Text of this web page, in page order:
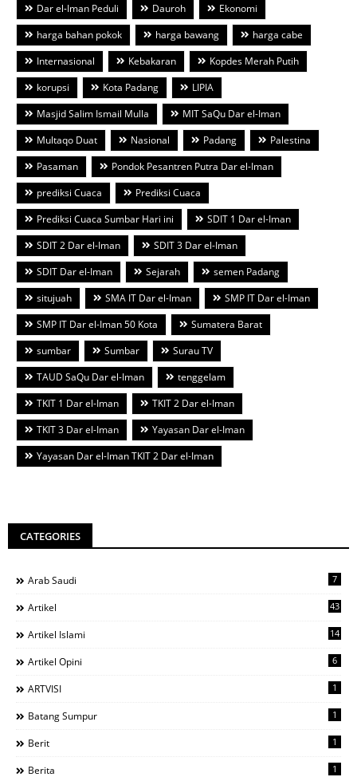
Dar el-Iman Peduli
Dauroh
Ekonomi
harga bahan pokok
harga bawang
harga cabe
Internasional
Kebakaran
Kopdes Merah Putih
korupsi
Kota Padang
LIPIA
Masjid Salim Ismail Mulla
MIT SaQu Dar el-Iman
Multaqo Duat
Nasional Padang
Palestina
Pasaman
Pondok Pesantren Putra Dar el-Iman
prediksi Cuaca
Prediksi Cuaca
Prediksi Cuaca Sumbar Hari ini
SDIT 1 Dar el-Iman
SDIT 2 Dar el-Iman
SDIT 3 Dar el-Iman
SDIT Dar el-Iman
Sejarah
semen Padang
situjuah
SMA IT Dar el-Iman
SMP IT Dar el-Iman
SMP IT Dar el-Iman 50 Kota
Sumatera Barat
sumbar
Sumbar
Surau TV
TAUD SaQu Dar el-Iman
tenggelam
TKIT 1 Dar el-Iman
TKIT 2 Dar el-Iman
TKIT 3 Dar el-Iman
Yayasan Dar el-Iman
Yayasan Dar el-Iman TKIT 2 Dar el-Iman
CATEGORIES
Arab Saudi 7
Artikel 43
Artikel Islami 14
Artikel Opini 6
ARTVISI 1
Batang Sumpur 1
Berit 1
Berita 1